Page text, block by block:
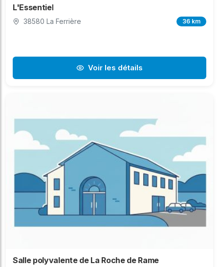
L'Essentiel
38580 La Ferrière 36 km
Voir les détails
Salle polyvalente de La Roche de Rame